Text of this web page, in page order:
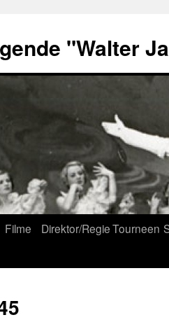
"Walter
Filme Direktor/RegieTourneen